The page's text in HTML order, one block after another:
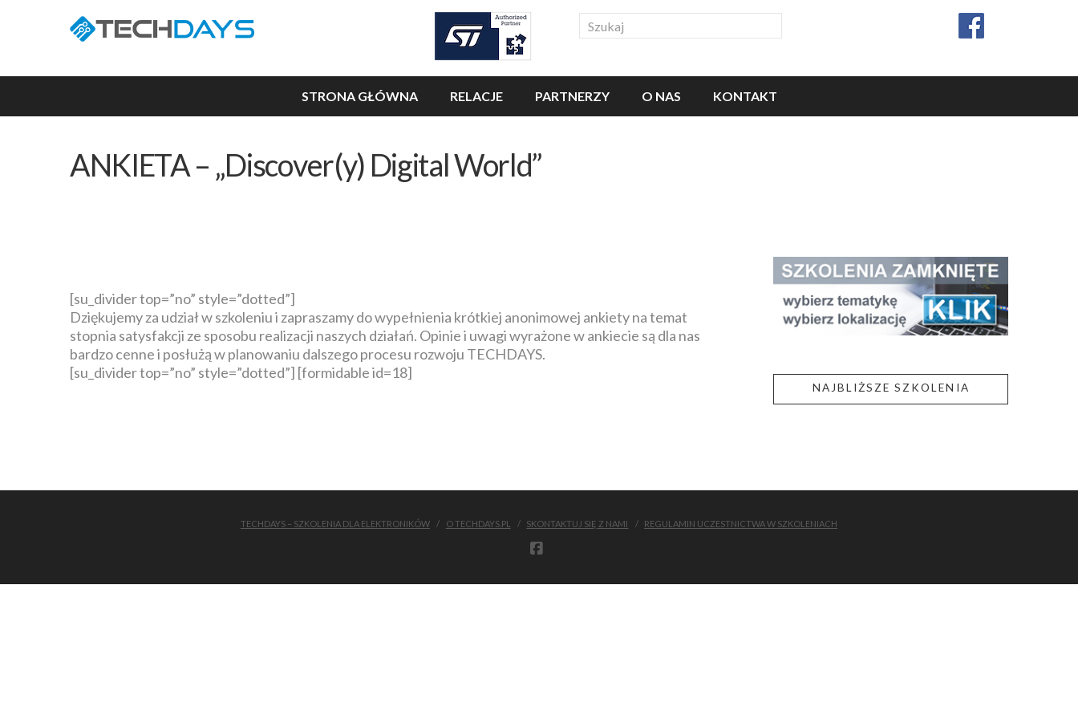
Search
STRONA GŁÓWNA RELACJE PARTNERZY O NAS KONTAKT
ANKIETA – „Discover(y) Digital World”
[su_divider top=”no” style=”dotted”]
Dziękujemy za udział w szkoleniu i zapraszamy do wypełnienia krótkiej anonimowej ankiety na temat
stopnia satysfakcji ze sposobu realizacji naszych działań. Opinie i uwagi wyrażone w ankiecie są dla nas
bardzo cenne i posłużą w planowaniu dalszego procesu rozwoju TECHDAYS.
[su_divider top=”no” style=”dotted”] [formidable id=18]
NAJBLIŻSZE SZKOLENIA
TECHDAYS – SZKOLENIA DLA ELEKTRONIKÓW O TECHDAYS.PL SKONTAKTUJ SIĘ Z NAMI REGULAMIN UCZESTNICTWA W SZKOLENIACH